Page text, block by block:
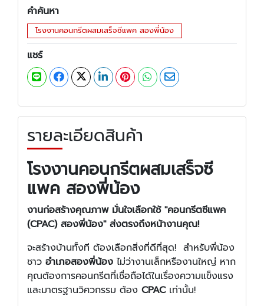
คำค้นหา
โรงงานคอนกรีตผสมเสร็จซีแพค สองพี่น้อง
แชร์
รายละเอียดสินค้า
โรงงานคอนกรีตผสมเสร็จซี
แพค สองพี่น้อง
งานก่อสร้างคุณภาพ มั่นใจเลือกใช้ "คอนกรีตซีแพค
(CPAC) สองพี่น้อง" ส่งตรงถึงหน้างานคุณ!
จะสร้างบ้านทั้งที ต้องเลือกสิ่งที่ดีที่สุด! สำหรับพี่น้อง
ชาว อำเภอสองพี่น้อง ไม่ว่างานเล็กหรืองานใหญ่ หาก
คุณต้องการคอนกรีตที่เชื่อถือได้ในเรื่องความแข็งแรง
และมาตรฐานวิศวกรรม ต้อง CPACเท่านั้น!